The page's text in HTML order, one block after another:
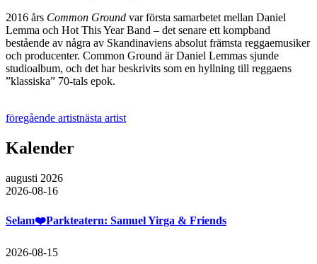
2016 års Common Ground var första samarbetet mellan Daniel
Lemma och Hot This Year Band – det senare ett kompband
bestående av några av Skandinaviens absolut främsta reggaemusiker
och producenter. Common Ground är Daniel Lemmas sjunde
studioalbum, och det har beskrivits som en hyllning till reggaens
”klassiska” 70-tals epok.
föregående artistnästa artist
Kalender
augusti 2026
2026-08-16
Selam❤️Parkteatern: Samuel Yirga & Friends
2026-08-15